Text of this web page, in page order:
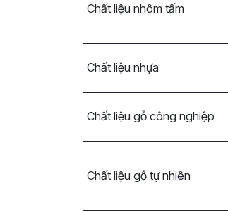
Chất liệu nhôm tấm
Chất liệu nhựa
Chất liệu gỗ công nghiệp
Chất liệu gỗ tự nhiên